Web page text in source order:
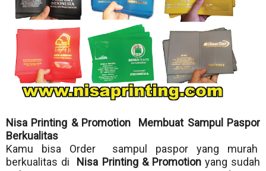
Nisa Printing & Promotion Membuat Sampul Paspor
Berkualitas
Kamu bisa Order sampul paspor yang murah
berkualitas di
Nisa Printing & Promotion yang sudah